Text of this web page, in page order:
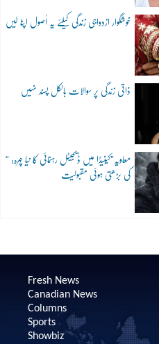
خوشگوار ازدواجی زندگی کیلئے یہ اُصول اپنا لیں
ذاتی زندگی پر سوالات بالکل پسند نہیں
“معاویہ”کینیڈا میں ڈیجیٹل رہنمائی کا نیا چہرہ:
کی بڑھتی ہوئی مقبولیت
Fresh News
Canadian News
Columns
Sports
Showbiz